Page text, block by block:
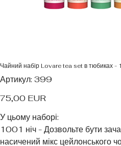
Чайний набір Lovare tea set в тюбиках -
Артикул: Артикул
399
399
Ціна
75,00 EUR
У цьому наборі:
1001 ніч - Дозвольте бути
насичений мікс цейлонського